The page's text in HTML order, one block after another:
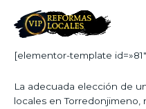
[elementor-template
La adecuada elección de
locales en